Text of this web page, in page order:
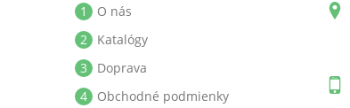
O nás
1
Katalógy
2
Doprava
3
Obchodné podmienky
4